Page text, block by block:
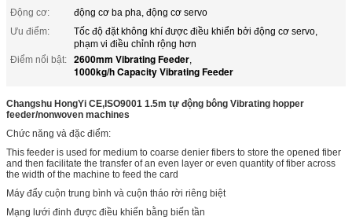
Động cơ:
động cơ ba pha, động cơ servo
Ưu điểm:
Tốc độ đặt không khí được điều khiển bởi động cơ servo,
phạm vi điều chỉnh rộng hơn
Điểm nổi bật:
2600mm Vibrating Feeder,
1000kg/h Capacity Vibrating Feeder
Changshu HongYi CE,ISO9001 1.5m tự động bông Vibrating hopper
feeder/nonwoven machines
Chức năng và đặc điểm:
This feeder is used for medium to coarse denier fibers to store the opened fiber
and then facilitate the transfer of an even layer or even quantity of fiber across
the width of the machine to feed the card
Máy đẩy cuộn trung bình và cuộn tháo rời riêng biệt
Mạng lưới đinh được điều khiển bằng biến tần